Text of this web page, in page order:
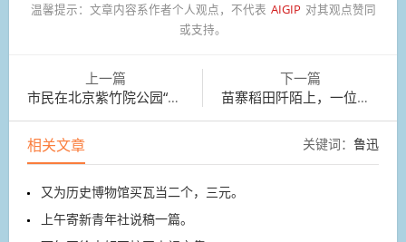
温馨提示： 文章内容系作者个人观点，不代表 AIGIP 对其观点赞同
或支持。
上一篇
市民在北京紫竹院公园“荷花渡”景区欣赏盛开的荷花
下一篇
苗寨稻田阡陌上，一位姑娘提着一篮子的牛腊巴和糯米酒
相关文章 关键词： 鲁迅
又为历史博物馆买瓦当二个，三元。
上午寄新青年社说稿一篇。